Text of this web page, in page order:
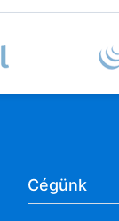
Cégünk